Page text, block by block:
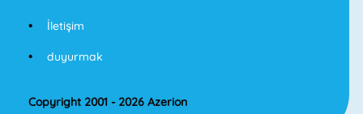
İletişim
duyurmak
Copyright 2001 - 2026 Azerion